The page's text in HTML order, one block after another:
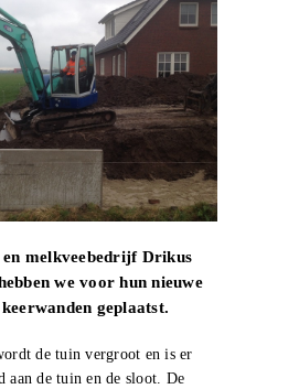
melkveebedrijf Drikus
we voor hun nieuwe
geplaatst.
de tuin vergroot en is er
aan de tuin en de sloot. De